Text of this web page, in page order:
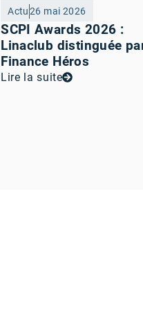
Actu26 mai 2026
SCPI Awards 2026 :
Linaclub distinguée
Finance Héros
Lire la suite